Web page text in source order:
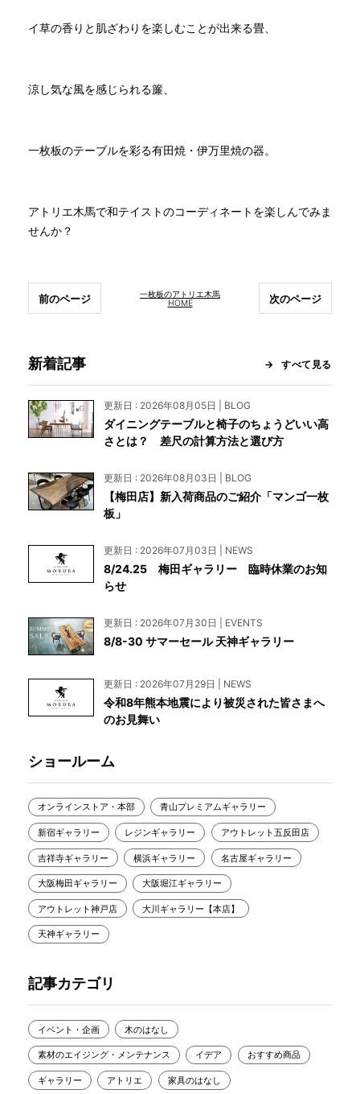
イ草の香りと肌ざわりを楽しむことが出来る畳、
涼し気な風を感じられる簾、
一枚板のテーブルを彩る有田焼・伊万里焼の器。
アトリエ木馬で和テイストのコーディネートを楽しんでみま
せんか？
一枚板のアトリエ木馬
HOME
前のページ 次のページ
新着記事 すべて見る
更新日 : 2026年08月05日 | BLOG
ダイニングテーブルと椅子のちょうどいい高
さとは？ 差尺の計算方法と選び方
更新日 : 2026年08月03日 | BLOG
【梅田店】新入荷商品のご紹介「マンゴ一枚
板」
更新日 : 2026年07月03日 | NEWS
8/24.25 梅田ギャラリー 臨時休業のお知
らせ
更新日 : 2026年07月30日 | EVENTS
8/8-30 サマーセール 天神ギャラリー
更新日 : 2026年07月29日 | NEWS
令和8年熊本地震により被災された皆さまへ
のお見舞い
ショールーム
オンラインストア・本部 青山プレミアムギャラリー
新宿ギャラリー レジンギャラリー アウトレット五反田店
吉祥寺ギャラリー 横浜ギャラリー 名古屋ギャラリー
大阪梅田ギャラリー 大阪堀江ギャラリー
アウトレット神戸店 大川ギャラリー【本店】
天神ギャラリー
記事カテゴリ
イベント・企画 木のはなし
素材のエイジング・メンテナンス イデア おすすめ商品
ギャラリー アトリエ 家具のはなし